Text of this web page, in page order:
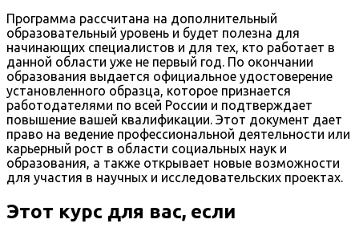
Программа рассчитана на дополнительный
образовательный уровень и будет полезна для
начинающих специалистов и для тех, кто работает в
данной области уже не первый год. По окончании
образования выдается официальное удостоверение
установленного образца, которое признается
работодателями по всей России и подтверждает
повышение вашей квалификации. Этот документ дает
право на ведение профессиональной деятельности или
карьерный рост в области социальных наук и
образования, а также открывает новые возможности
для участия в научных и исследовательских проектах.
Этот курс для вас, если